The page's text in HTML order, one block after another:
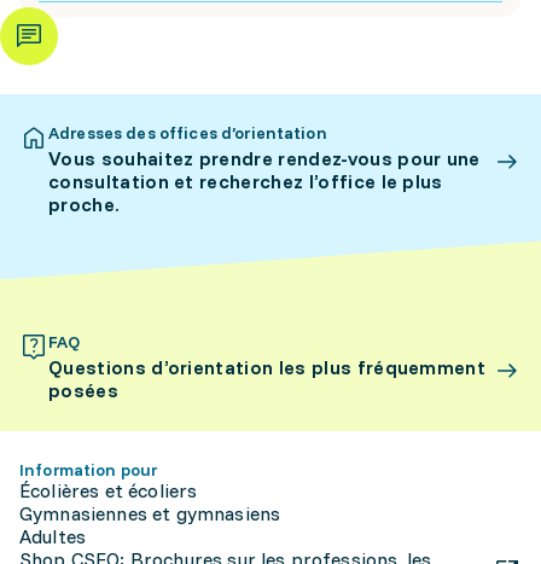
Adresses des offices d’orientation
Vous souhaitez prendre rendez-vous pour une
consultation et recherchez l’office le plus
proche.
FAQ
Questions d’orientation les plus fréquemment
posées
Information pour
Écolières et écoliers
Gymnasiennes et gymnasiens
Adultes